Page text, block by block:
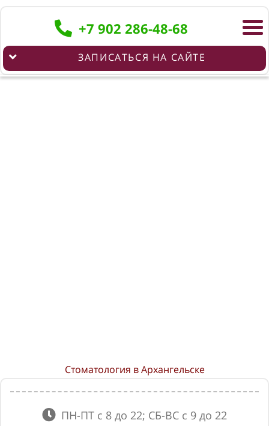
+7 902 286-48-68
ЗАПИСАТЬСЯ НА САЙТЕ
Стоматология в Архангельске
ПН-ПТ с 8 до 22; СБ-ВС с 9 до 22